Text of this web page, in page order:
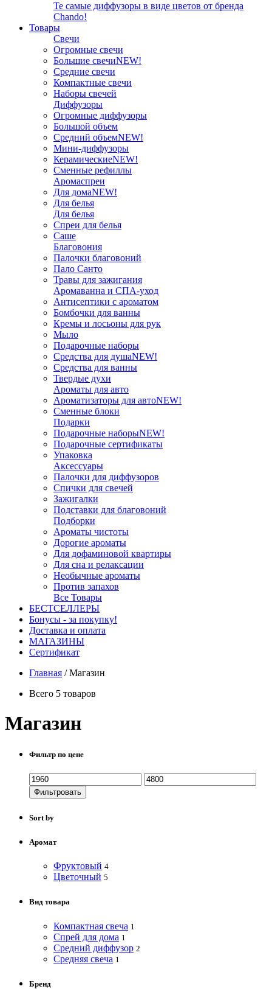
Те самые диффузоры в виде цветов от бренда
Chando!
Товары
Свечи
Огромные свечи
Большие свечиNEW!
Средние свечи
Компактные свечи
Наборы свечей
Диффузоры
Огромные диффузоры
Большой объем
Средний объемNEW!
Мини-диффузоры
КерамическиеNEW!
Сменные рефиллы
Аромаспреи
Для домаNEW!
Для белья
Для белья
Спреи для белья
Саше
Благовония
Палочки благовоний
Пало Санто
Травы для зажигания
Аромаванна и СПА-уход
Антисептики с ароматом
Бомбочки для ванны
Кремы и лосьоны для рук
Мыло
Подарочные наборы
Средства для душаNEW!
Средства для ванны
Твердые духи
Ароматы для авто
Ароматизаторы для автоNEW!
Сменные блоки
Подарки
Подарочные наборыNEW!
Подарочные сертификаты
Упаковка
Аксессуары
Палочки для диффузоров
Спички для свечей
Зажигалки
Подставки для благовоний
Подборки
Ароматы чистоты
Дорогие ароматы
Для дофаминовой квартиры
Для сна и релаксации
Необычные ароматы
Против запахов
Все Товары
БЕСТСЕЛЛЕРЫ
Бонусы - за покупку!
Доставка и оплата
МАГАЗИНЫ
Cертификат
Главная /Магазин
Всего 5 товаров
Магазин
Фильтр по цене
Фильтровать
Sort by
Аромат
Фруктовый 4
Цветочный 5
Вид товара
Компактная свеча 1
Спрей для дома 1
Средний диффузор 2
Средняя свеча 1
Бренд